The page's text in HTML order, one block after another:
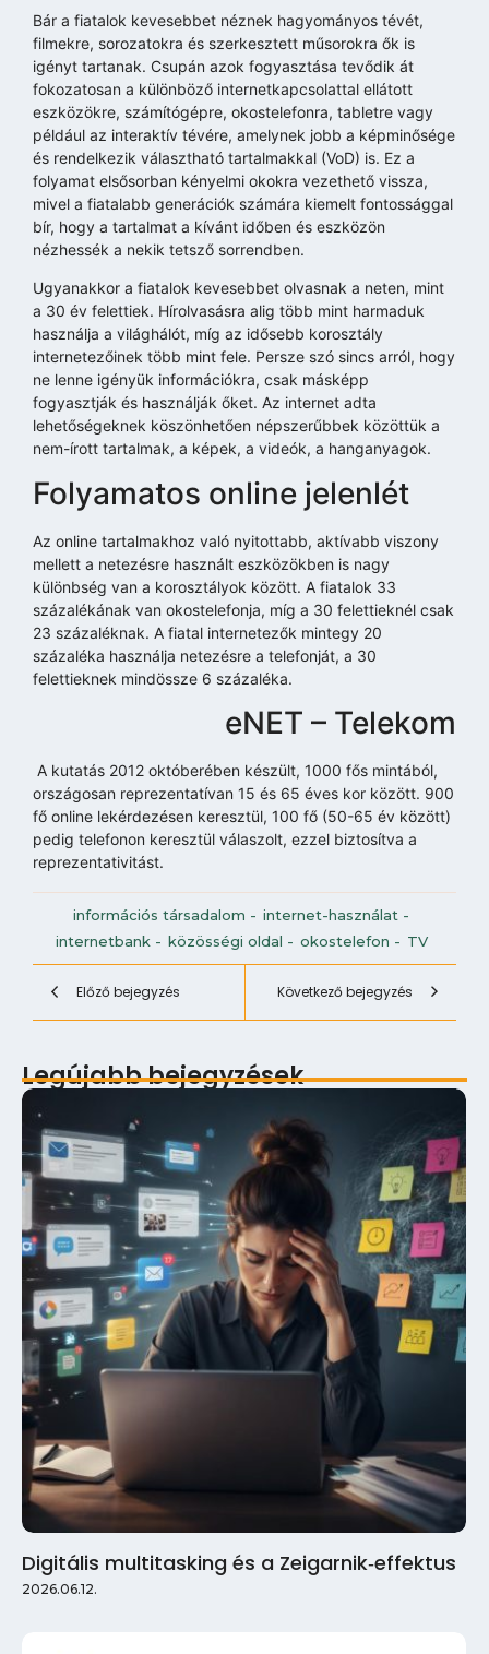
Bár a fiatalok kevesebbet néznek hagyományos tévét,
filmekre, sorozatokra és szerkesztett műsorokra ők is
igényt tartanak. Csupán azok fogyasztása tevődik át
fokozatosan a különböző internetkapcsolattal ellátott
eszközökre, számítógépre, okostelefonra, tabletre vagy
például az interaktív tévére, amelynek jobb a képminősége
és rendelkezik választható tartalmakkal (VoD) is. Ez a
folyamat elsősorban kényelmi okokra vezethető vissza,
mivel a fiatalabb generációk számára kiemelt fontossággal
bír, hogy a tartalmat a kívánt időben és eszközön
nézhessék a nekik tetsző sorrendben.
Ugyanakkor a fiatalok kevesebbet olvasnak a neten, mint
a 30 év felettiek. Hírolvasásra alig több mint harmaduk
használja a világhálót, míg az idősebb korosztály
internetezőinek több mint fele. Persze szó sincs arról, hogy
ne lenne igényük információkra, csak másképp
fogyasztják és használják őket. Az internet adta
lehetőségeknek köszönhetően népszerűbbek közöttük a
nem-írott tartalmak, a képek, a videók, a hanganyagok.
Folyamatos online jelenlét
Az online tartalmakhoz való nyitottabb, aktívabb viszony
mellett a netezésre használt eszközökben is nagy
különbség van a korosztályok között. A fiatalok 33
százalékának van okostelefonja, míg a 30 felettieknél csak
23 százaléknak. A fiatal internetezők mintegy 20
százaléka használja netezésre a telefonját, a 30
felettieknek mindössze 6 százaléka.
eNET – Telekom
A kutatás 2012 októberében készült, 1000 fős mintából,
országosan reprezentatívan 15 és 65 éves kor között. 900
fő online lekérdezésen keresztül, 100 fő (50-65 év között)
pedig telefonon keresztül válaszolt, ezzel biztosítva a
reprezentativitást.
információs társadalom - internet-használat -
internetbank - közösségi oldal - okostelefon - TV
Előző bejegyzés Következő bejegyzés
Legújabb bejegyzések
Digitális multitasking és a Zeigarnik‑effektus
2026.06.12.